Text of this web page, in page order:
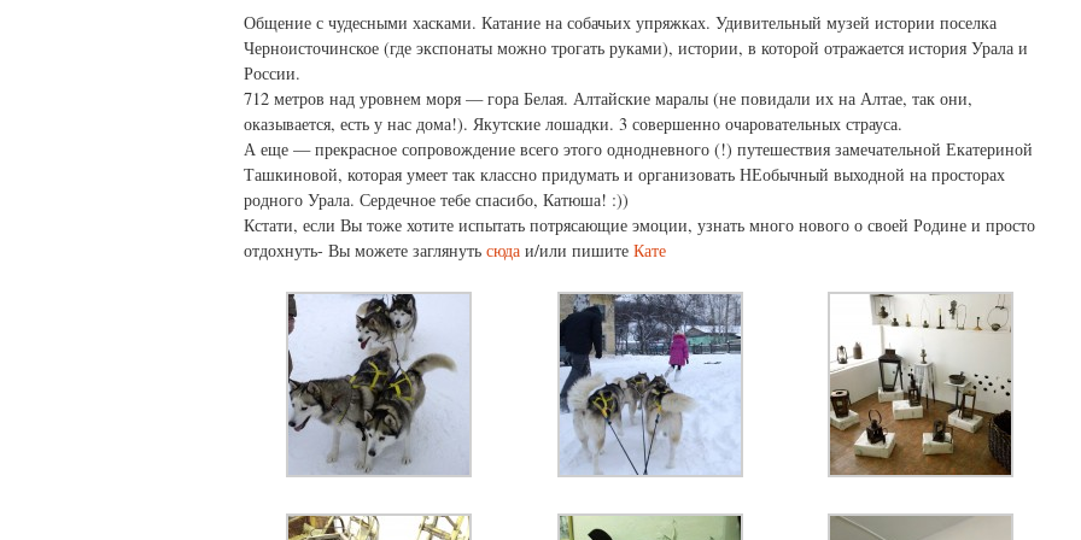
Общение с чудесными хасками. Катание на собачьих упряжках. Удивительный музей истории поселка
Черноисточинское (где экспонаты можно трогать руками), истории, в которой отражается история Урала и
России.
712 метров над уровнем моря — гора Белая. Алтайские маралы (не повидали их на Алтае, так они,
оказывается, есть у нас дома!). Якутские лошадки. 3 совершенно очаровательных страуса.
А еще — прекрасное сопровождение всего этого однодневного (!) путешествия замечательной Екатериной
Ташкиновой, которая умеет так классно придумать и организовать НЕобычный выходной на просторах
родного Урала. Сердечное тебе спасибо, Катюша! :))
Кстати, если Вы тоже хотите испытать потрясающие эмоции, узнать много нового о своей Родине и просто
отдохнуть- Вы можете заглянуть сюда и/или пишите Кате